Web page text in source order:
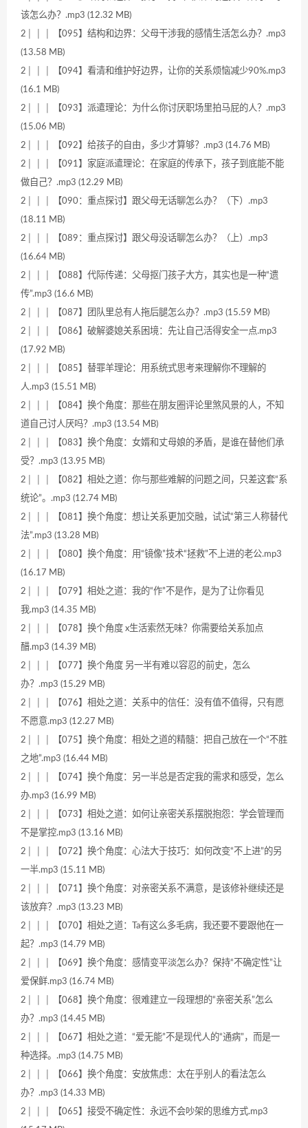
该怎么办？.mp3 (12.32 MB)
2│ │ │ 【095】结构和边界：父母干涉我的感情生活怎么办？.mp3
(13.58 MB)
2│ │ │ 【094】看清和维护好边界，让你的关系烦恼减少90%.mp3
(16.1 MB)
2│ │ │ 【093】派遣理论：为什么你讨厌职场里拍马屁的人？.mp3
(15.06 MB)
2│ │ │ 【092】给孩子的自由，多少才算够？.mp3 (14.76 MB)
2│ │ │ 【091】家庭派遣理论：在家庭的传承下，孩子到底能不能
做自己？.mp3 (12.29 MB)
2│ │ │ 【090：重点探讨】跟父母无话聊怎么办？（下）.mp3
(18.11 MB)
2│ │ │ 【089：重点探讨】跟父母没话聊怎么办？（上）.mp3
(16.64 MB)
2│ │ │ 【088】代际传递：父母抠门孩子大方，其实也是一种“遗
传”.mp3 (16.6 MB)
2│ │ │ 【087】团队里总有人拖后腿怎么办？.mp3 (15.59 MB)
2│ │ │ 【086】破解婆媳关系困境：先让自己活得安全一点.mp3
(17.92 MB)
2│ │ │ 【085】替罪羊理论：用系统式思考来理解你不理解的
人.mp3 (15.51 MB)
2│ │ │ 【084】换个角度：那些在朋友圈评论里煞风景的人，不知
道自己讨人厌吗？.mp3 (13.54 MB)
2│ │ │ 【083】换个角度：女婿和丈母娘的矛盾，是谁在替他们承
受？.mp3 (13.95 MB)
2│ │ │ 【082】相处之道：你与那些难解的问题之间，只差这套“系
统论”。.mp3 (12.74 MB)
2│ │ │ 【081】换个角度：想让关系更加交融，试试“第三人称替代
法”.mp3 (13.28 MB)
2│ │ │ 【080】换个角度：用“镜像”技术“拯救”不上进的老公.mp3
(16.17 MB)
2│ │ │ 【079】相处之道：我的“作”不是作，是为了让你看见
我.mp3 (14.35 MB)
2│ │ │ 【078】换个角度 x生活索然无味？你需要给关系加点
醋.mp3 (14.39 MB)
2│ │ │ 【077】换个角度 另一半有难以容忍的前史，怎么
办？.mp3 (15.29 MB)
2│ │ │ 【076】相处之道：关系中的信任：没有值不值得，只有愿
不愿意.mp3 (12.27 MB)
2│ │ │ 【075】换个角度：相处之道的精髓：把自己放在一个“不胜
之地”.mp3 (16.44 MB)
2│ │ │ 【074】换个角度：另一半总是否定我的需求和感受，怎么
办.mp3 (16.99 MB)
2│ │ │ 【073】相处之道：如何让亲密关系摆脱抱怨：学会管理而
不是掌控.mp3 (13.16 MB)
2│ │ │ 【072】换个角度：心法大于技巧：如何改变“不上进”的另
一半.mp3 (15.11 MB)
2│ │ │ 【071】换个角度：对亲密关系不满意，是该修补继续还是
该放弃？.mp3 (13.23 MB)
2│ │ │ 【070】相处之道：Ta有这么多毛病，我还要不要跟他在一
起？.mp3 (14.79 MB)
2│ │ │ 【069】换个角度：感情变平淡怎么办？保持“不确定性”让
爱保鲜.mp3 (16.74 MB)
2│ │ │ 【068】换个角度：很难建立一段理想的“亲密关系”怎么
办？.mp3 (14.45 MB)
2│ │ │ 【067】相处之道：“爱无能”不是现代人的“通病”，而是一
种选择。.mp3 (14.75 MB)
2│ │ │ 【066】换个角度：安放焦虑：太在乎别人的看法怎么
办？.mp3 (14.33 MB)
2│ │ │ 【065】接受不确定性：永远不会吵架的思维方式.mp3